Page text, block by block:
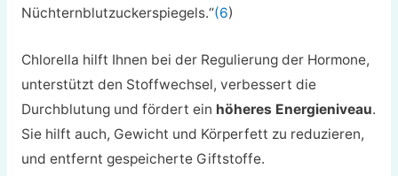
Nüchternblutzuckerspiegels.“(6)
Chlorella hilft Ihnen bei der Regulierung der Hormone,
unterstützt den Stoffwechsel, verbessert die
Durchblutung und fördert ein höheres Energieniveau.
Sie hilft auch, Gewicht und Körperfett zu reduzieren,
und entfernt gespeicherte Giftstoffe.